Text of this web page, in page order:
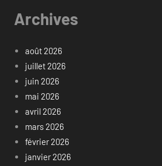
Archives
août 2026
juillet 2026
juin 2026
mai 2026
avril 2026
mars 2026
février 2026
janvier 2026